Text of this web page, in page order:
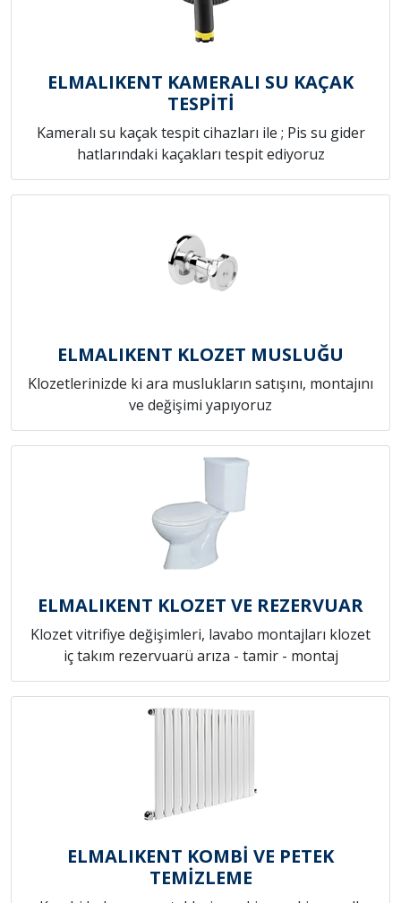
ELMALIKENT KAMERALI SU KAÇAK
TESPİTİ
Kameralı su kaçak tespit cihazları ile ; Pis su gider
hatlarındaki kaçakları tespit ediyoruz
ELMALIKENT KLOZET MUSLUĞU
Klozetlerinizde ki ara muslukların satışını, montajını
ve değişimi yapıyoruz
ELMALIKENT KLOZET VE REZERVUAR
Klozet vitrifiye değişimleri, lavabo montajları klozet
iç takım rezervuarü arıza - tamir - montaj
ELMALIKENT KOMBİ VE PETEK
TEMİZLEME